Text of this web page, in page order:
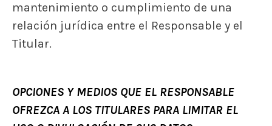
mantenimiento o cumplimiento de una
relación jurídica entre el Responsable y el
Titular.
OPCIONES Y MEDIOS QUE EL RESPONSABLE
OFREZCA A LOS TITULARES PARA LIMITAR EL